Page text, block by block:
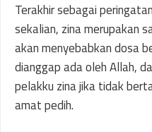
Terakhir sebagai
sekalian, zina merupakan
akan menyebabkan dosa
dianggap ada oleh Allah,
pelakku zina jika tidak
amat pedih.